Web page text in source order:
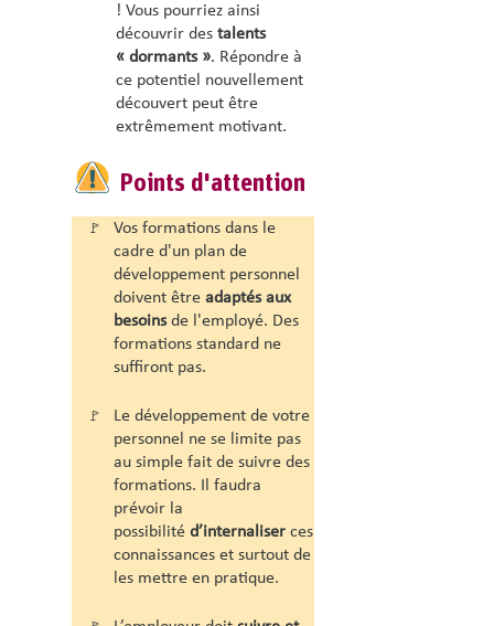
! Vous pourriez ainsi
découvrir des talents
« dormants ». Répondre à
ce potentiel nouvellement
découvert peut être
extrêmement motivant.
Points d'attention
🚩
Vos formations dans le
cadre d'un plan de
développement personnel
doivent être adaptés aux
besoinsde l'employé. Des
formations standard ne
suffiront pas.
🚩
Le développement de votre
personnel ne se limite pas
au simple fait de suivre des
formations. Il faudra
prévoir la
possibilité d’internaliser ces
connaissances et surtout de
les mettre en pratique.